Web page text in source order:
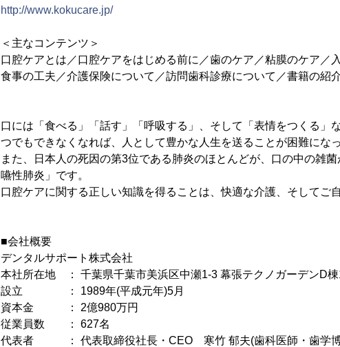
http://www.kokucare.jp/
＜主なコンテンツ＞
口腔ケアとは／口腔ケアをはじめる前に／歯のケア／粘膜のケア／
食事の工夫／介護保険について／訪問歯科診療について／書籍の
口には「食べる」「話す」「呼吸する」、そして「表情をつくる」
つでもできなくなれば、人として豊かな人生を送ることが困難にな
また、日本人の死因の第3位である肺炎のほとんどが、口の中の雑
嚥性肺炎」です。
口腔ケアに関する正しい知識を得ることは、快適な介護、そしてご
■会社概要
デンタルサポート株式会社
本社所在地 ： 千葉県千葉市美浜区中瀬1-3 幕張テクノガーデンD
設立 ： 1989年(平成元年)5月
資本金 ： 2億980万円
従業員数 ： 627名
代表者 ： 代表取締役社長・CEO 寒竹 郁夫(歯科医師・歯学